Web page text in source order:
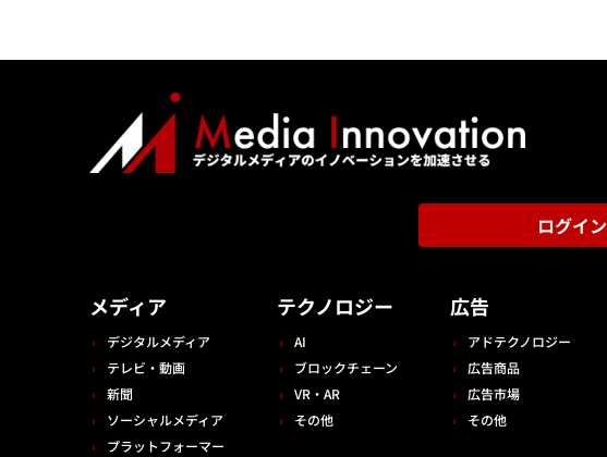
ログイン
メディア
デジタルメディア
テレビ・動画
新聞
ソーシャルメディア
プラットフォーマー
テクノロジー
AI
ブロックチェーン
VR・AR
その他
広告
アドテクノロジー
広告商品
広告市場
その他